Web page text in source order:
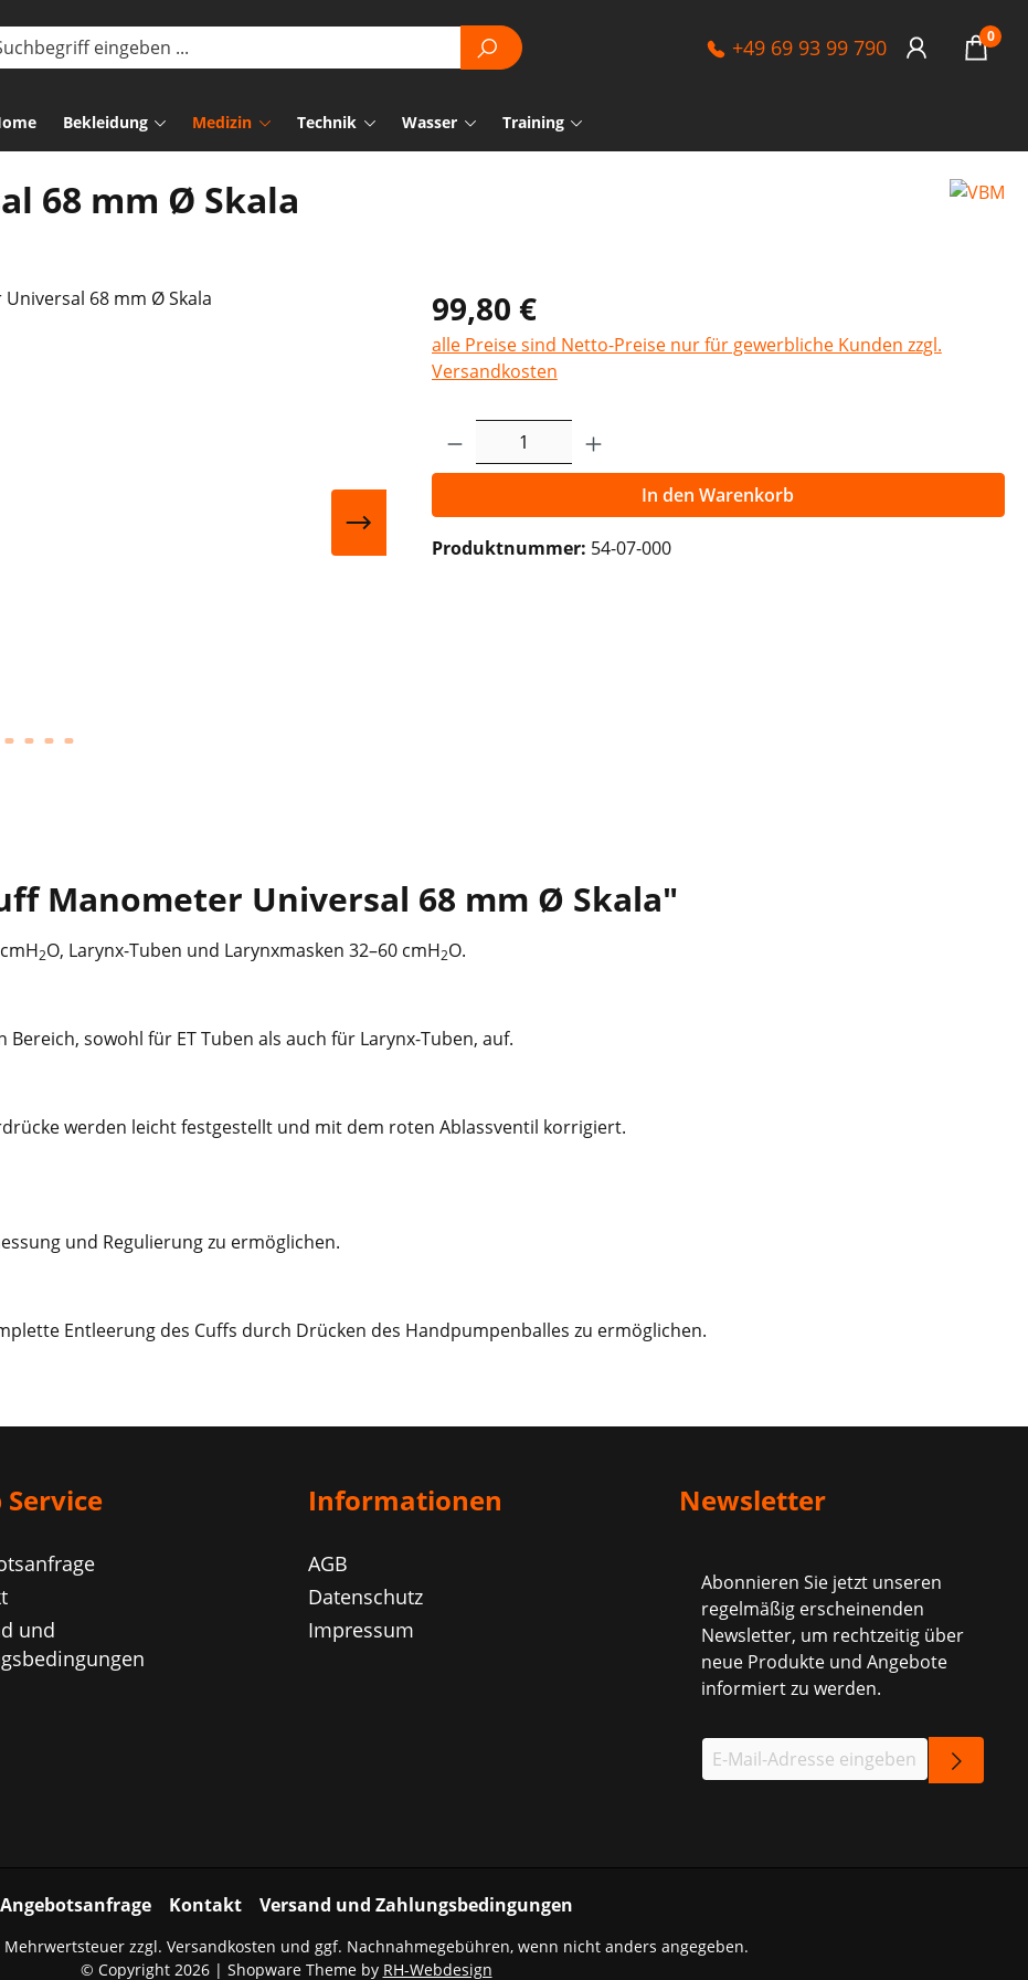
+49 69 93 99 790 0
Bekleidung Medizin Technik Wasser Training
68 mm Ø Skala
99,80 €
alle Preise sind Netto-Preise nur für gewerbliche Kunden zzgl.
Versandkosten
Produkt Anzahl: Gib den gewünschten Wert
In den Warenkorb
Produktnummer: 54-07-000
Manometer Universal 68 mm Ø Skala"
2O, Larynx-Tuben und Larynxmasken 32–60 cmH2O.
sowohl für ET Tuben als auch für Larynx-Tuben, auf.
werden leicht festgestellt und mit dem roten Ablassventil korrigiert.
und Regulierung zu ermöglichen.
Entleerung des Cuffs durch Drücken des Handpumpenballes zu ermöglichen.
Service
und
Informationen
AGB
Datenschutz
Impressum
Newsletter
Abonnieren Sie jetzt unseren
regelmäßig erscheinenden
Newsletter, um rechtzeitig über
neue Produkte und Angebote
informiert zu werden.
Angebotsanfrage Kontakt Versand und Zahlungsbedingungen
Mehrwertsteuer zzgl. Versandkosten und ggf. Nachnahmegebühren, wenn nicht anders angegeben.
© Copyright 2026 | Shopware Theme by RH-Webdesign